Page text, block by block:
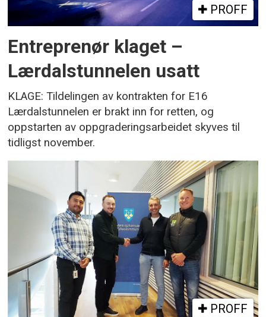
PROFF
Entreprenør klaget –
Lærdalstunnelen usatt
KLAGE: Tildelingen av kontrakten for E16
Lærdalstunnelen er brakt inn for retten, og
oppstarten av oppgraderingsarbeidet skyves til
tidligst november.
PROFF